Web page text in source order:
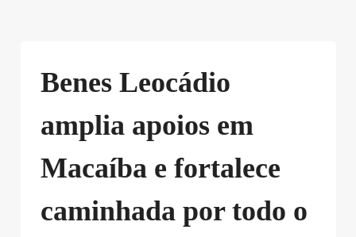
Benes Leocádio
amplia apoios em
Macaíba e fortalece
caminhada por todo o